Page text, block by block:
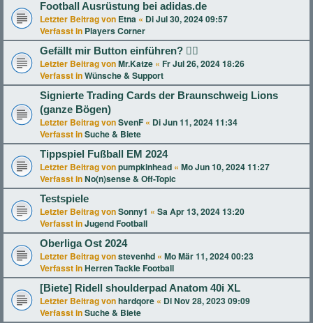
Football Ausrüstung bei adidas.de
Letzter Beitrag von Etna « Di Jul 30, 2024 09:57
Verfasst in Players Corner
Gefällt mir Button einführen? 👍🏻
Letzter Beitrag vonMr.Katze « Fr Jul 26, 2024 18:26
Verfasst inWünsche & Support
Signierte Trading Cards der Braunschweig Lions
(ganze Bögen)
Letzter Beitrag vonSvenF « Di Jun 11, 2024 11:34
Verfasst inSuche & Biete
Tippspiel Fußball EM 2024
Letzter Beitrag vonpumpkinhead « Mo Jun 10, 2024 11:27
Verfasst inNo(n)sense & Off-Topic
Testspiele
Letzter Beitrag vonSonny1 « Sa Apr 13, 2024 13:20
Verfasst inJugend Football
Oberliga Ost 2024
Letzter Beitrag vonstevenhd « Mo Mär 11, 2024 00:23
Verfasst inHerren Tackle Football
[Biete] Ridell shoulderpad Anatom 40i XL
Letzter Beitrag vonhardqore « Di Nov 28, 2023 09:09
Verfasst inSuche & Biete